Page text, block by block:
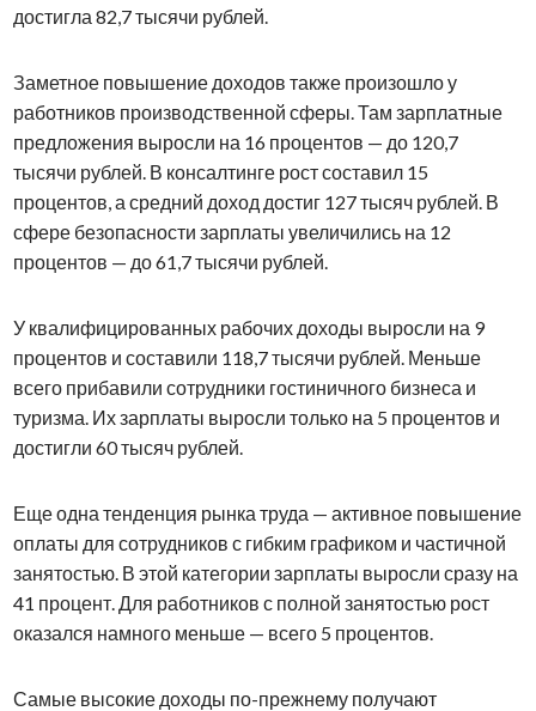
достигла 82,7 тысячи рублей.
Заметное повышение доходов также произошло у
работников производственной сферы. Там зарплатные
предложения выросли на 16 процентов — до 120,7
тысячи рублей. В консалтинге рост составил 15
процентов, а средний доход достиг 127 тысяч рублей. В
сфере безопасности зарплаты увеличились на 12
процентов — до 61,7 тысячи рублей.
У квалифицированных рабочих доходы выросли на 9
процентов и составили 118,7 тысячи рублей. Меньше
всего прибавили сотрудники гостиничного бизнеса и
туризма. Их зарплаты выросли только на 5 процентов и
достигли 60 тысяч рублей.
Еще одна тенденция рынка труда — активное повышение
оплаты для сотрудников с гибким графиком и частичной
занятостью. В этой категории зарплаты выросли сразу на
41 процент. Для работников с полной занятостью рост
оказался намного меньше — всего 5 процентов.
Самые высокие доходы по-прежнему получают